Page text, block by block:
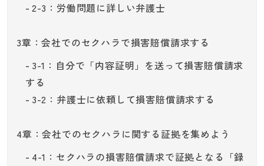
2-3：労働問題に詳しい弁護士
3章：会社でのセクハラで損害賠償請求する
3-1：自分で「内容証明」を送って損害賠償請求
する
3-2：弁護士に依頼して損害賠償請求する
4章：会社でのセクハラに関する証拠を集めよう
4-1：セクハラの損害賠償請求で証拠となる「録